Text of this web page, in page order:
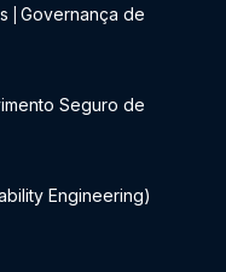
Governança de
Seguro de
Engineering)